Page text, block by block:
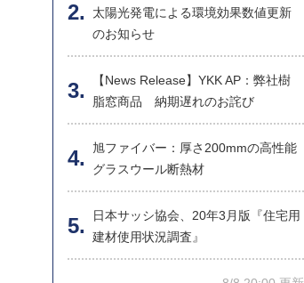
太陽光発電による環境効果数値更新
のお知らせ
【News Release】YKK AP：弊社樹
脂窓商品 納期遅れのお詫び
旭ファイバー：厚さ200mmの高性能
グラスウール断熱材
日本サッシ協会、20年3月版『住宅用
建材使用状況調査』